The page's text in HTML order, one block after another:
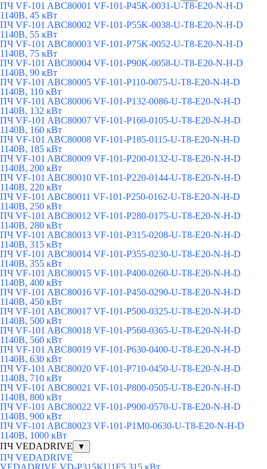
ПЧ VF-101 ABC80001 VF-101-P45K-0031-U-T8-E20-N-H-D
1140В, 45 кВт
ПЧ VF-101 ABC80002 VF-101-P55K-0038-U-T8-E20-N-H-D
1140В, 55 кВт
ПЧ VF-101 ABC80003 VF-101-P75K-0052-U-T8-E20-N-H-D
1140В, 75 кВт
ПЧ VF-101 ABC80004 VF-101-P90K-0058-U-T8-E20-N-H-D
1140В, 90 кВт
ПЧ VF-101 ABC80005 VF-101-P110-0075-U-T8-E20-N-H-D
1140В, 110 кВт
ПЧ VF-101 ABC80006 VF-101-P132-0086-U-T8-E20-N-H-D
1140В, 132 кВт
ПЧ VF-101 ABC80007 VF-101-P160-0105-U-T8-E20-N-H-D
1140В, 160 кВт
ПЧ VF-101 ABC80008 VF-101-P185-0115-U-T8-E20-N-H-D
1140В, 185 кВт
ПЧ VF-101 ABC80009 VF-101-P200-0132-U-T8-E20-N-H-D
1140В, 200 кВт
ПЧ VF-101 ABC80010 VF-101-P220-0144-U-T8-E20-N-H-D
1140В, 220 кВт
ПЧ VF-101 ABC80011 VF-101-P250-0162-U-T8-E20-N-H-D
1140В, 250 кВт
ПЧ VF-101 ABC80012 VF-101-P280-0175-U-T8-E20-N-H-D
1140В, 280 кВт
ПЧ VF-101 ABC80013 VF-101-P315-0208-U-T8-E20-N-H-D
1140В, 315 кВт
ПЧ VF-101 ABC80014 VF-101-P355-0230-U-T8-E20-N-H-D
1140В, 355 кВт
ПЧ VF-101 ABC80015 VF-101-P400-0260-U-T8-E20-N-H-D
1140В, 400 кВт
ПЧ VF-101 ABC80016 VF-101-P450-0290-U-T8-E20-N-H-D
1140В, 450 кВт
ПЧ VF-101 ABC80017 VF-101-P500-0325-U-T8-E20-N-H-D
1140В, 500 кВт
ПЧ VF-101 ABC80018 VF-101-P560-0365-U-T8-E20-N-H-D
1140В, 560 кВт
ПЧ VF-101 ABC80019 VF-101-P630-0400-U-T8-E20-N-H-D
1140В, 630 кВт
ПЧ VF-101 ABC80020 VF-101-P710-0450-U-T8-E20-N-H-D
1140В, 710 кВт
ПЧ VF-101 ABC80021 VF-101-P800-0505-U-T8-E20-N-H-D
1140В, 800 кВт
ПЧ VF-101 ABC80022 VF-101-P900-0570-U-T8-E20-N-H-D
1140В, 900 кВт
ПЧ VF-101 ABC80023 VF-101-P1M0-0630-U-T8-E20-N-H-D
1140В, 1000 кВт
ПЧ VEDADRIVE
▼
ПЧ VEDADRIVE
VEDADRIVE VD-P315KU1F5 315 кВт